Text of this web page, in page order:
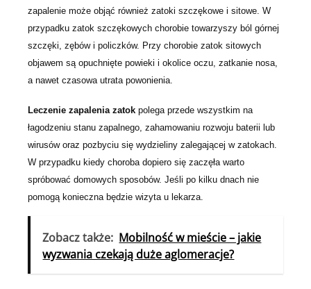
zapalenie może objąć również zatoki szczękowe i sitowe. W
przypadku zatok szczękowych chorobie towarzyszy ból górnej
szczęki, zębów i policzków. Przy chorobie zatok sitowych
objawem są opuchnięte powieki i okolice oczu, zatkanie nosa,
a nawet czasowa utrata powonienia.
Leczenie zapalenia zatok polega przede wszystkim na
łagodzeniu stanu zapalnego, zahamowaniu rozwoju baterii lub
wirusów oraz pozbyciu się wydzieliny zalegającej w zatokach.
W przypadku kiedy choroba dopiero się zaczęła warto
spróbować domowych sposobów. Jeśli po kilku dnach nie
pomogą konieczna będzie wizyta u lekarza.
Zobacz także: Mobilność w mieście – jakie
wyzwania czekają duże aglomeracje?